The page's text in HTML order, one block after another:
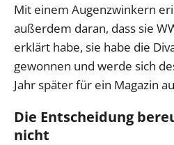
Mit einem Augenzwinkern
außerdem daran, dass sie
erklärt habe, sie habe die
gewonnen und werde sich
Jahr später für ein Magazin
Die Entscheidung
nicht